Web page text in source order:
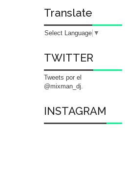
Translate
Select Language ▼
TWITTER
Tweets por el
@mixman_dj.
INSTAGRAM